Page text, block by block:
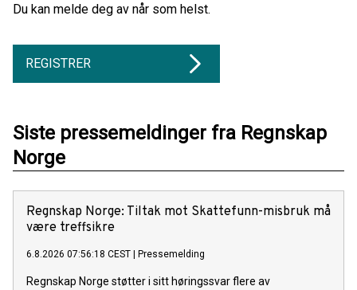
Du kan melde deg av når som helst.
REGISTRER
Siste pressemeldinger fra Regnskap
Norge
Regnskap Norge: Tiltak mot Skattefunn-misbruk må
være treffsikre
6.8.2026 07:56:18 CEST | Pressemelding
Regnskap Norge støtter i sitt høringssvar flere av